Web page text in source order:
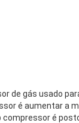
de gás usado
é aumentar a
é